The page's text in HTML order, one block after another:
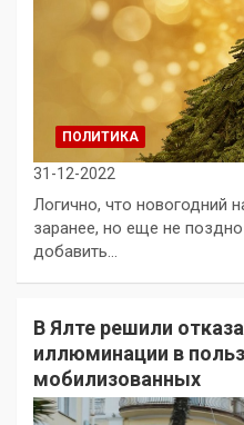
ПОЛИТИКА
31-12-2022
Логично, что новогодний
заранее, но еще не
добавить…
В Ялте решили
иллюминации в
мобилизованных